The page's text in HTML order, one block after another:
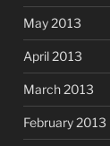
May 2013
April 2013
March 2013
February 2013